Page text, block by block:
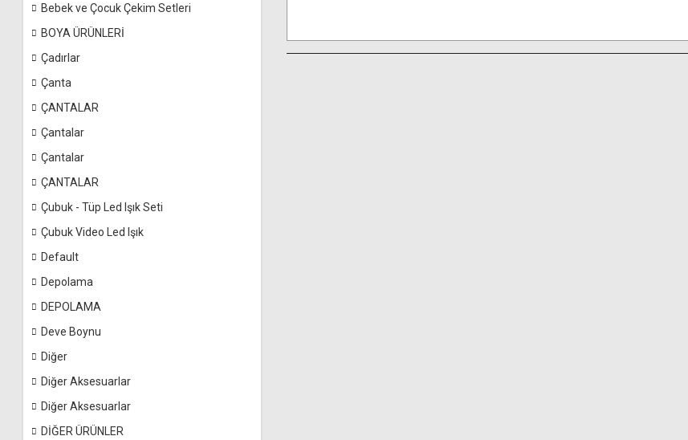
Bebek ve Çocuk Çekim Setleri
BOYA ÜRÜNLERİ
Çadırlar
Çanta
ÇANTALAR
Çantalar
Çantalar
ÇANTALAR
Çubuk - Tüp Led Işık Seti
Çubuk Video Led Işık
Default
Depolama
DEPOLAMA
Deve Boynu
Diğer
Diğer Aksesuarlar
Diğer Aksesuarlar
DİĞER ÜRÜNLER